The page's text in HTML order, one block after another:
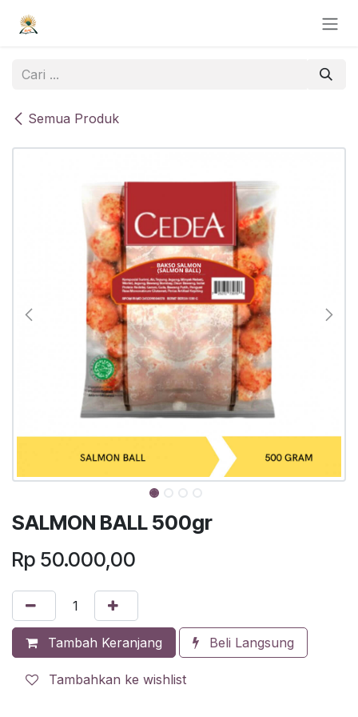
Semua Produk
SALMON BALL 500gr
Rp 50.000,00
Tambah Keranjang Beli Langsung
Tambahkan ke wishlist